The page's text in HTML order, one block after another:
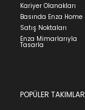
Kariyer Olanakları
Basında Enza Home
Satış Noktaları
Enza Mimarlarıyla
Tasarla
POPÜLER TAKIMLAR